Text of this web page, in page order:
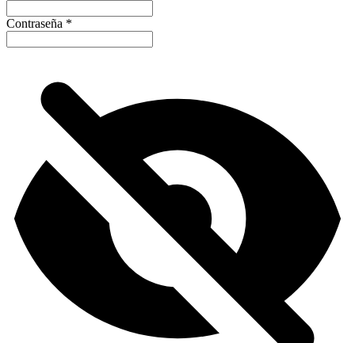
Contraseña *